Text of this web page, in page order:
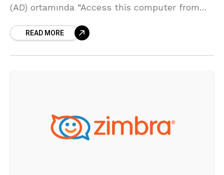
(AD) ortamında “Access this computer from
computer from the network” gibi
READ MORE